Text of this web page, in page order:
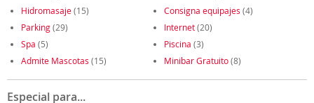
Hidromasaje(15) Consigna equipajes (4)
Parking(29) Internet(20)
Spa (5) Piscina (3)
Admite Mascotas (15) Minibar Gratuito(8)
Especial para...